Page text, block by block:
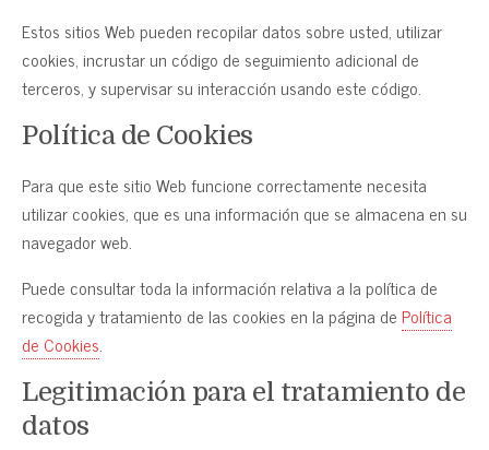
Estos sitios Web pueden recopilar datos sobre usted, utilizar
cookies, incrustar un código de seguimiento adicional de
terceros, y supervisar su interacción usando este código.
Política de Cookies
Para que este sitio Web funcione correctamente necesita
utilizar cookies, que es una información que se almacena en su
navegador web.
Puede consultar toda la información relativa a la política de
recogida y tratamiento de las cookies en la página de Política
de Cookies.
Legitimación para el tratamiento de
datos